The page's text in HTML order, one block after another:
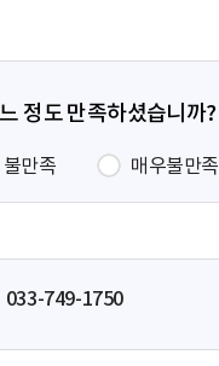
정도 만족하셨습니까?
불만족 매우불만족
033-749-1750